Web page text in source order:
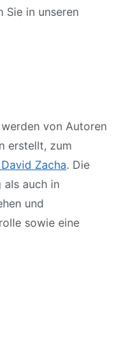
Sie in unseren
von Autoren
erstellt, zum
Zacha. Die
auch in
und
sowie eine